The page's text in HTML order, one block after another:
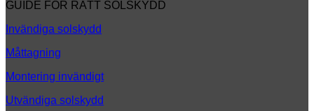
GUIDE FÖR RÄTT SOLSKYDD
Invändiga solskydd
Måttagning
Montering invändigt
Utvändiga solskydd